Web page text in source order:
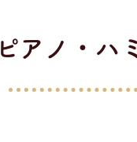
ピアノ・ハ